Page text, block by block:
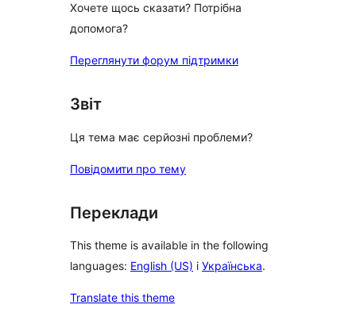
Хочете щось сказати? Потрібна
допомога?
Переглянути форум підтримки
Звіт
Ця тема має серйозні проблеми?
Повідомити про тему
Переклади
This theme is available in the following
languages: English (US) і Українська.
Translate this theme